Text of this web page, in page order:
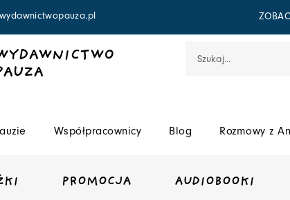
Współpracownicy Blog Rozmowy z
PROMOCJA AUDIOBOOKI